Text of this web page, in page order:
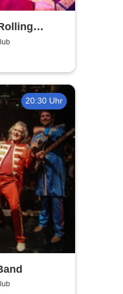
20:30 Uhr